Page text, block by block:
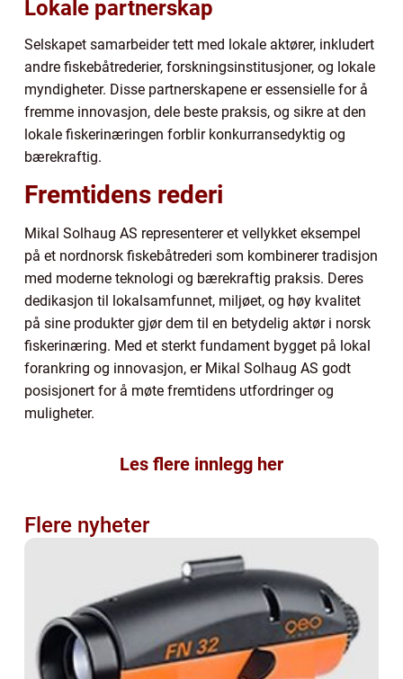
Lokale partnerskap
Selskapet samarbeider tett med lokale aktører, inkludert
andre fiskebåtrederier, forskningsinstitusjoner, og lokale
myndigheter. Disse partnerskapene er essensielle for å
fremme innovasjon, dele beste praksis, og sikre at den
lokale fiskerinæringen forblir konkurransedyktig og
bærekraftig.
Fremtidens rederi
Mikal Solhaug AS representerer et vellykket eksempel
på et nordnorsk fiskebåtrederi som kombinerer tradisjon
med moderne teknologi og bærekraftig praksis. Deres
dedikasjon til lokalsamfunnet, miljøet, og høy kvalitet
på sine produkter gjør dem til en betydelig aktør i norsk
fiskerinæring. Med et sterkt fundament bygget på lokal
forankring og innovasjon, er Mikal Solhaug AS godt
posisjonert for å møte fremtidens utfordringer og
muligheter.
Les flere innlegg her
Flere nyheter